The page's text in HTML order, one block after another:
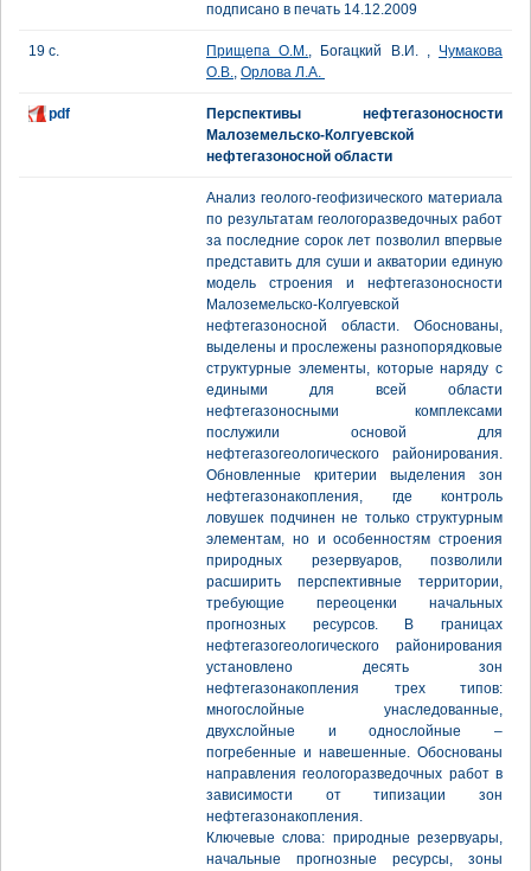
подписано в печать 14.12.2009
19 с. Прищепа О.М., Богацкий В.И. , Чумакова
О.В., Орлова Л.А.
pdf
Перспективы нефтегазоносности
Малоземельско-Колгуевской
нефтегазоносной области
Анализ геолого-геофизического материала
по результатам геологоразведочных работ
за последние сорок лет позволил впервые
представить для суши и акватории единую
модель строения и нефтегазоносности
Малоземельско-Колгуевской
нефтегазоносной области. Обоснованы,
выделены и прослежены разнопорядковые
структурные элементы, которые наряду с
едиными для всей области
нефтегазоносными комплексами
послужили основой для
нефтегазогеологического районирования.
Обновленные критерии выделения зон
нефтегазонакопления, где контроль
ловушек подчинен не только структурным
элементам, но и особенностям строения
природных резервуаров, позволили
расширить перспективные территории,
требующие переоценки начальных
прогнозных ресурсов. В границах
нефтегазогеологического районирования
установлено десять зон
нефтегазонакопления трех типов:
многослойные унаследованные,
двухслойные и однослойные –
погребенные и навешенные. Обоснованы
направления геологоразведочных работ в
зависимости от типизации зон
нефтегазонакопления.
Ключевые слова: природные резервуары,
начальные прогнозные ресурсы, зоны